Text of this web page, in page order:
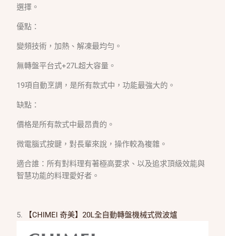
選擇。
優點：
變頻技術，加熱、解凍最均勻。
無轉盤平台式+27L超大容量。
19項自動烹調，是所有款式中，功能最強大的。
缺點：
價格是所有款式中最昂貴的。
微電腦式按鍵，對長輩來說，操作較為複雜。
適合誰：所有對料理有著極高要求、以及追求頂級效能與
智慧功能的料理愛好者。
5. 【CHIMEI 奇美】20L全自動轉盤機械式微波爐